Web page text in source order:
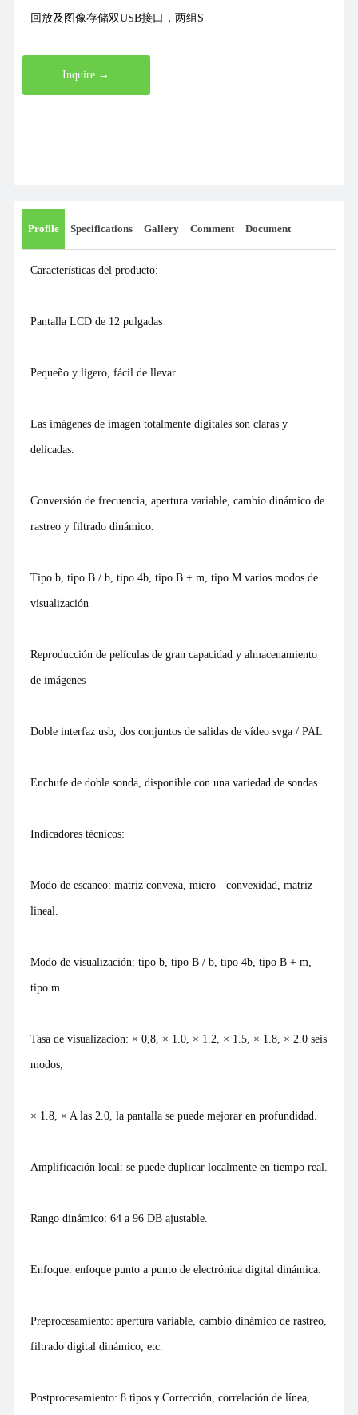
回放及图像存储双USB接口，两组S
Inquire →
Profile Specifications Gallery Comment Document
Características del producto:
Pantalla LCD de 12 pulgadas
Pequeño y ligero, fácil de llevar
Las imágenes de imagen totalmente digitales son claras y
delicadas.
Conversión de frecuencia, apertura variable, cambio dinámico de
rastreo y filtrado dinámico.
Tipo b, tipo B / b, tipo 4b, tipo B + m, tipo M varios modos de
visualización
Reproducción de películas de gran capacidad y almacenamiento
de imágenes
Doble interfaz usb, dos conjuntos de salidas de vídeo svga / PAL
Enchufe de doble sonda, disponible con una variedad de sondas
Indicadores técnicos:
Modo de escaneo: matriz convexa, micro - convexidad, matriz
lineal.
Modo de visualización: tipo b, tipo B / b, tipo 4b, tipo B + m,
tipo m.
Tasa de visualización: × 0,8, × 1.0, × 1.2, × 1.5, × 1.8, × 2.0 seis
modos;
× 1.8, × A las 2.0, la pantalla se puede mejorar en profundidad.
Amplificación local: se puede duplicar localmente en tiempo real.
Rango dinámico: 64 a 96 DB ajustable.
Enfoque: enfoque punto a punto de electrónica digital dinámica.
Preprocesamiento: apertura variable, cambio dinámico de rastreo,
filtrado digital dinámico, etc.
Postprocesamiento: 8 tipos γ Corrección, correlación de línea,